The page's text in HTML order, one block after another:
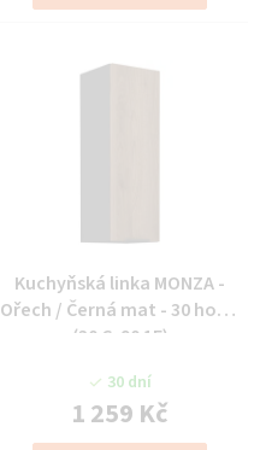
Kuchyňská linka MONZA -
Ořech / Černá mat - 30 horní
(30 G-90 1F)
30 dní
1 259 Kč